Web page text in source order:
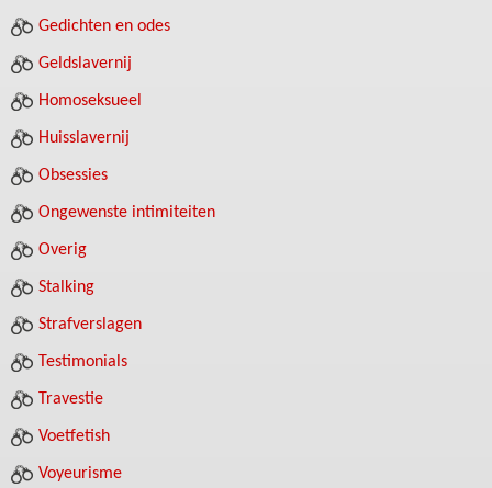
Gedichten en odes
Geldslavernij
Homoseksueel
Huisslavernij
Obsessies
Ongewenste intimiteiten
Overig
Stalking
Strafverslagen
Testimonials
Travestie
Voetfetish
Voyeurisme